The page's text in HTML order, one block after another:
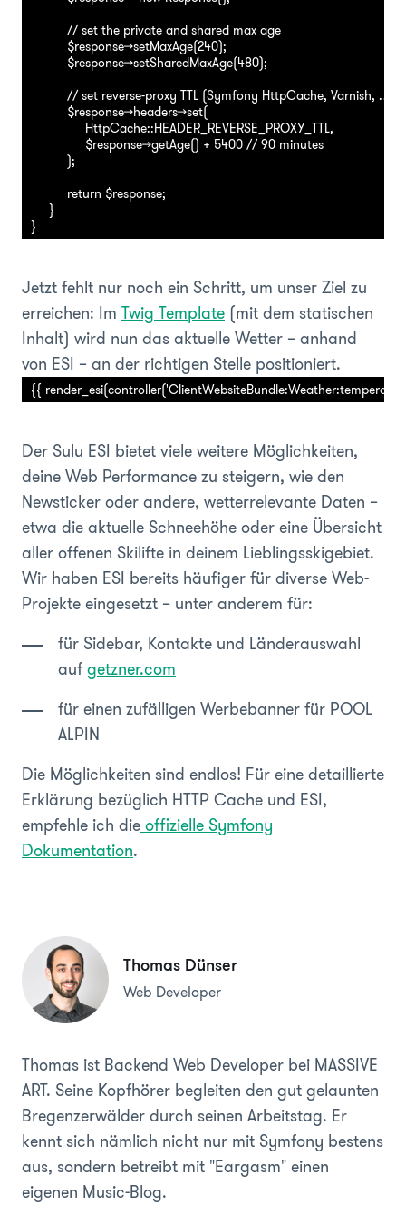
          // set the private and shared max age
          $response->setMaxAge(240);
          $response->setSharedMaxAge(480);
          // set reverse-proxy TTL (Symfony HttpCache, Varnish, …)
          $response->headers->set(
               HttpCache::HEADER_REVERSE_PROXY_TTL,
               $response->getAge() + 5400 // 90 minutes
          );
          return $response;
     }
}
Jetzt fehlt nur noch ein Schritt, um unser Ziel zu
erreichen: Im Twig Template (mit dem statischen
Inhalt) wird nun das aktuelle Wetter – anhand
von ESI – an der richtigen Stelle positioniert.
Der Sulu ESI bietet viele weitere Möglichkeiten,
deine Web Performance zu steigern, wie den
Newsticker oder andere, wetterrelevante Daten –
etwa die aktuelle Schneehöhe oder eine Übersicht
aller offenen Skilifte in deinem Lieblingsskigebiet.
Wir haben ESI bereits häufiger für diverse Web-
Projekte eingesetzt – unter anderem für:
für Sidebar, Kontakte und Länderauswahl
aufgetzner.com
für einen zufälligen Werbebanner für POOL
ALPIN
Die Möglichkeiten sind endlos! Für eine detaillierte
Erklärung bezüglich HTTP Cache und ESI,
empfehle ich dieoffizielle Symfony
Dokumentation.
Thomas Dünser
Web Developer
Thomas ist Backend Web Developer bei MASSIVE
ART. Seine Kopfhörer begleiten den gut gelaunten
Bregenzerwälder durch seinen Arbeitstag. Er
kennt sich nämlich nicht nur mit Symfony bestens
aus, sondern betreibt mit "Eargasm" einen
eigenen Music-Blog.